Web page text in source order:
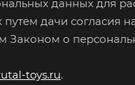
данных для
дачи
Законом о
toys.ru.